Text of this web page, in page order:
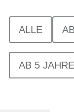
ALLE
AB 5 JAHRE